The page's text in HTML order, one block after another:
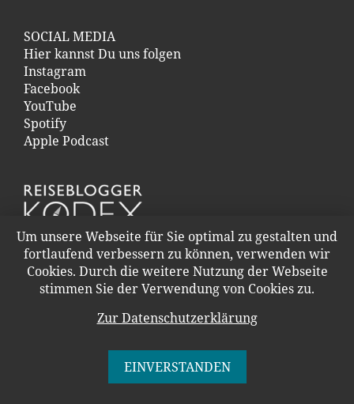
SOCIAL MEDIA
Hier kannst Du uns folgen
Instagram
Facebook
YouTube
Spotify
Apple Podcast
DATENSCHUTZERKLÄRUNG
Um unsere Webseite für Sie optimal zu gestalten und
fortlaufend verbessern zu können, verwenden wir
Cookies. Durch die weitere Nutzung der Webseite
stimmen Sie der Verwendung von Cookies zu.
Zur Datenschutzerklärung
EINVERSTANDEN